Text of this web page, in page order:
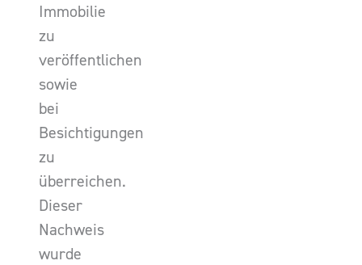
Immobilie
zu
veröffentlichen
sowie
bei
Besichtigungen
zu
überreichen.
Dieser
Nachweis
wurde